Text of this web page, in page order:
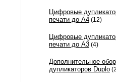
Цифровые
печати до A4 (12)
Цифровые
печати до А3 (4)
Дополнительное
дупликаторов Duplo